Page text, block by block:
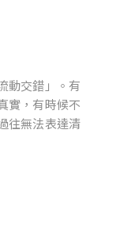
動交錯」。有
實，有時候不
往無法表達清